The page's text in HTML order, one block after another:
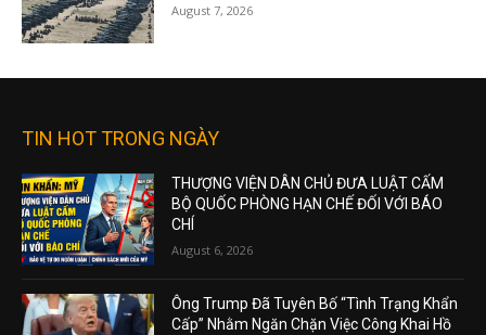
August 7, 2026
TIN HOT TRONG NGÀY
THƯỢNG VIỆN DÂN CHỦ ĐƯA LUẬT CẤM
BỘ QUỐC PHÒNG HẠN CHẾ ĐỐI VỚI BÁO
CHÍ
August 6, 2026
Ông Trump Đã Tuyên Bố “Tình Trạng Khẩn
Cấp” Nhằm Ngăn Chặn Việc Công Khai Hồ